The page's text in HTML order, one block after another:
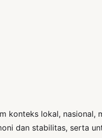
konteks lokal, nasional,
dan stabilitas, serta